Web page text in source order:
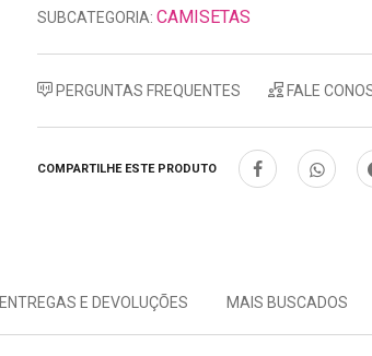
SUBCATEGORIA: CAMISETAS
PERGUNTAS FREQUENTES FALE
COMPARTILHE ESTE PRODUTO
ENTREGAS E DEVOLUÇÕES MAIS BUSCADOS